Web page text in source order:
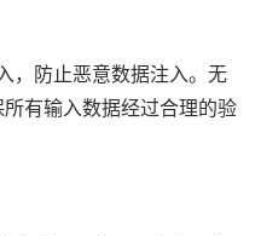
，防止恶意数据注入。无
有输入数据经过合理的验